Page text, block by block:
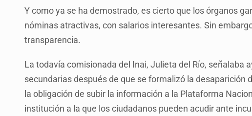
Y como ya se ha demostrado, es cierto que los órganos
nóminas atractivas, con salarios interesantes. Sin
transparencia.
La todavía comisionada del Inai, Julieta del Río, señalaba
secundarias después de que se formalizó la desaparición
la obligación de subir la información a la Plataforma
institución a la que los ciudadanos pueden acudir ante